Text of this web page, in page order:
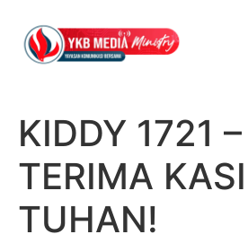
KIDDY 1721 –
TERIMA
TUHAN!